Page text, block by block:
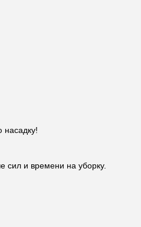
насадку!
сил и времени на уборку.